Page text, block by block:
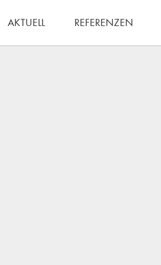
AKTUELL REFERENZEN